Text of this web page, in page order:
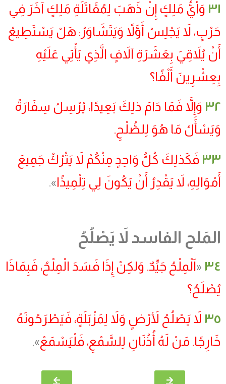
٣١ وَأَيُّ مَلِكٍ إِنْ ذَهَبَ لِمُقَاتَلَةِ مَلِكٍ آخَرَ فِي
حَرْبٍ، لاَ يَجْلِسُ أَوَّلاً وَيَتَشَاوَرُ: هَلْ يَسْتَطِيعُ
أَنْ يُلاَقِيَ بِعَشَرَةِ آلاَفٍ الَّذِي يَأْتِي عَلَيْهِ
بِعِشْرِينَ أَلْفًا؟
٣٢ وَإِلاَّ فَمَا دَامَ ذلِكَ بَعِيدًا، يُرْسِلُ سِفَارَةً
وَيَسْأَلُ مَا هُوَ لِلصُّلْحِ.
٣٣ فَكَذلِكَ كُلُّ وَاحِدٍ مِنْكُمْ لاَ يَتْرُكُ جَمِيعَ
أَمْوَالِهِ، لاَ يَقْدِرُ أَنْ يَكُونَ لِي تِلْمِيذًا».
المَلح الفاسد لاَ يَصْلُحُ
٣٤ «اَلْمِلْحُ جَيِّدٌ. وَلكِنْ إِذَا فَسَدَ الْمِلْحُ، فَبِمَاذَا
يُصْلَحُ؟
٣٥ لاَ يَصْلُحُ لأَرْضٍ وَلاَ لِمَزْبَلَةٍ، فَيَطْرَحُونَهُ
خَارِجًا. مَنْ لَهُ أُذُنَانِ لِلسَّمْعِ، فَلْيَسْمَعْ».